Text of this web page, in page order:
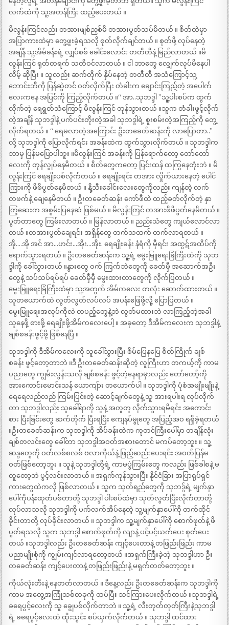
လက်ထဲကို သူ့အတန်ကြီး ထည့်ပေးတယ် ။
မိလွန်းကြင်လည်း တအားဖျစ်ညှစ်မိ တအားပွတ်သပ်မိတယ် ။ စိတ်ထဲမှာ
အပြာကားထဲမှာ တွေ့ဖူးခဲ့ရသလို စုတ်လိုက်ချင်တယ် ။ စုတ်ဖို့ လုပ်နေတဲ့
အချိန် သူ့အိမ်ခန်းရဲ့ လျှပ်စစ် ခေါင်းလောင်း တတီတီနဲ့ မြည်လာတယ် ။မိ
လွန်းကြင် ရုတ်တရက် သတိဝင်လာတယ် ။ ငါ ဘာတွေ လျှေက်လုပ်မိနေပါ
လိမ့် ဆိုပြီး ။ သူလည်း ဆက်တိုက် နှိပ်နေတဲ့ တတီတီ အသံကြောင့်သူ့
ဘောင်းဘီကို ပြန်ဆွဲတင် ဝတ်လိုက်ပြီး တံခါးက ချောင်းကြည့်တဲ့ အပေါက်
လေးကနေ အပြင်ကို ကြည့်လိုက်တယ် ။“ အာ..သုဘဒ္ဒါ ”သူ့ပါးစပ်က ထွက်
လိုက်တဲ့ ရေရွတ်သံကြောင့် မိလွန်းကြင် တုန်သွားတယ် ။သူက တံခါးဖွင့်လိုက်
တဲ့အချိန် သုဘဒ္ဒါနဲ့ ပက်ပင်းတိုးတဲ့အခါ သုဘဒ္ဒါရဲ့ စူးစမ်းတဲ့အကြည့်ကို တွေ့
လိုက်ရတယ် ။ “ ရေမလာတဲ့အကြောင်း ဦးတခေတ်ဆန်းကို လာပြောတာ..”
လို့ သုဘဒ္ဒါကို ပြောလိုက်ရင်း အခန်းထဲက ထွက်သွားလိုက်တယ် ။ သုဘဒ္ဒါက
ဘာမှ ပြန်မပြောပါဘူး ။မိလွန်းကြင် အခန်းကို ပြန်ရောက်တော့ တော်တော်
လေးကို တုန်လွုပ်နေမိတယ် ။ စိတ်တွေကတော့ ပြင်းထန် ထကြွနေတုံးဘဲ ။ မိ
လွန်းကြင် ရေချိုးပစ်လိုက်တယ် ။ ရေချိုးရင်း တအား လှိုက်ယားနေတဲ့ ပေါင်
ကြားကို ဖိဖိပွတ်နေမိတယ် ။ နို့သီးခေါင်းလေးတွေကိုလည်း ကျန်တဲ့ လက်
တဖက်နဲ့ ချေနေမိတယ် ။ ဦးတခေတ်ဆန်း ကော်ဖီထဲ ထည့်ခတ်လိုက်တဲ့ နှာ
ကြွဆေးက အစွမ်းပြနေဆဲ ဖြစ်မယ် ။ မိလွန်းကြင် တအားဖိဖိပွတ်နေမိတယ် ။
ပွတ်တာတွေ ကြမ်းလာတယ် ။ မြန်လာတယ် ။ ညည်းသံတွေ ကျယ်လောင်လာ
တယ် ။တအားပွတ်ချေရင်း အရှိန်တွေ တက်သထက် တက်လာရတယ် ။
အို….အို အင် အာ…ဟင်း…အိုး…အိုး. ရေချိုးခန်း နံရံကို မှီရင်း အထွဋ်အထိပ်ကို
ရောက်သွားရတယ် ။ ဦးတခေတ်ဆန်းက သူ့ရဲ့ မွေးမြူရေးခြံကြီးထဲကို သုဘ
ဒ္ဒါကို ခေါ်သွားတယ် ။နွားတွေ ဝက် ကြက်ဘဲတွေကို ခေတ်မှီ အဆောက်အဦး
တွေနဲ့ သပ်သပ်ရပ်ရပ် ခေတ်မှီမှီ မွေးထားတာတွေကို လိုက်ပြတယ် ။
မွေးမြူရေးခြံကြီးထဲမှာ သူ့အတွက် အိမ်ကလေး တလုံး ဆောက်ထားတယ် ။
သူတယောက်ထဲ လွတ်လွတ်လပ်လပ် အပန်းဖြေဖို့လို့ ပြောပြတယ် ။
မွေးမြူရေးအလုပ်ကိုလဲ တပည့်တွေနဲ့ဘဲ လွတ်မထားဘဲ လာကြည့်တဲ့အခါ
သူနေဖို့ စားဖို့ ရေချိုးဖို့အိမ်ကလေးပေါ့ ။ အခုတော့ ဒီအိမ်ကလေးက သုဘဒ္ဒါနဲ့
ချစ်စခန်းဖွင့်ဖို့ ဖြစ်နေပြီ ။
သုဘဒ္ဒါကို ဒီအိမ်ကလေးကို သူခေါ်သွားပြီး စိမ်ပြေနပြေ စိတ်ကြိုက် ချစ်
စခန်း ဖွင့်တော့တာဘဲ ။ဒီ ဦးတခေတ်ဆန်းဆိုတဲ့ လူကြီးဟာ တကယ့်ကို ကာမ
ပညာတွေ ကျွမ်းလွန်းသလို ချစ်စခန်း ဖွင့်တဲ့နေရာမှာလည်း တော်တော့်ကို
အားကောင်းမောင်းသန် ယောကျ်ား တယောက်ပါ ။ သုဘဒ္ဒါကို ပုံစံအမျိုးမျိုးနဲ့
ရေရေလည်လည် ကြမ်းပြင်းတဲ့ ဆောင့်ချက်တွေနဲ့ သူ အားရပါးရ လုပ်လိုက်
တာ သုဘဒ္ဒါလည်း သူခေါ်ရာကို သူနဲ့ အတူတူ လိုက်သွားရမိရင်း အကောင်း
စား ပြီးခြင်းတွေ ဆက်တိုက် ပြီးရပြီး ကျေနပ်မွုတွေ အပြည့်အဝ ရရှိခဲ့ရတယ်
။ဦးတခေတ်ဆန်းက သုဘဒ္ဒါကို အိပ်ခန်းထဲက ကုတင်ကြီးပေါ်မှာ တချိန်လုံး
ချစ်တလင်းတွေ ခေါ်တာ သုဘဒ္ဒါအဝတ်အစားတောင် မကပ်တော့ဘူး ။ သူ့
ဆန္ဒတွေကို ဝတ်လစ်စလစ် ဗလာကိုယ်နဲ့ ဖြည့်ဆည်းပေးရင်း အဝတ်ပြန်မ
ဝတ်ဖြစ်တော့ဘူး ။ သူနဲ့ သုဘဒ္ဒါတို့ရဲ့ ကာမပွဲကြမ်းတွေ ကလည်း ဖြစ်ခါစနဲ့ မ
တူတော့ဘဲ ပွင့်လင်းလာတယ် ။ အရှက်ကုန်သွားပြီး နိုင်ငံခြား အပြာရုပ်ရှင်
ကားတွေထဲကလို ဖြစ်လာတယ် ။ သူက သုတ်ရည်တွေကို သုဘဒ္ဒ်ရဲ့ မျက်နှာ
ပေါ်ကိုပန်းထုတ်ပစ်တာတို့ သုဘဒ္ဒါ ပါးစပ်ထဲမှာ သုတ်လွတ်ပြီးလိုက်တာတို့
လုပ်လာသလို သုဘဒ္ဒါကို ပက်လက်အိပ်နေတဲ့ သူ့မျက်နှာပေါ်ကို တက်ထိုင်
ခိုင်းတာတို့ လုပ်ခိုင်းလာတယ် ။ သုဘဒ္ဒါက သူ့မျက်နှာပေါ်ကို စောက်ဖုတ်နဲ့ ဖိ
ပွတ်ရသလို သူက သုဘဒ္ဒါ စောက်ဖုတ်ကို လျာနဲ့ ပင့်ပင့်ယက်ပေး စုတ်ပေး
တယ် ။သုဘဒ္ဒါလည်း ဦးတခေတ်ဆန်း ကျင့်ပေးတာနဲ့ တဖြည်းဖြည်း ကာမ
ပညာမျိုးစုံကို ကျွမ်းကျင်လာရတော့တယ် ။အရှက်ကြီးခဲ့တဲ့ သုဘဒ္ဒါဟာ ဦး
တခေတ်ဆန်း ကျင့်ပေးတာနဲ့ တဖြည်းဖြည်းနဲ့ မရှက်တတ်တော့ဘူး ။
ကိုယ်လုံးတီးနဲ့ နေတတ်လာတယ် ။ ဒီနေ့လည်း ဦးတခေတ်ဆန်းက သုဘဒ္ဒါကို
ကာမ အတွေ့အကြုံသစ်တခုကို ထပ်ပြီး သင်ကြားပေးလိုက်တယ် ။သုဘဒ္ဒါရဲ့
ခရေပွင့်လေးကို သူ ချွေပစ်လိုက်တာဘဲ ။ သူ့ရဲ့ လီးတုတ်တုတ်ကြီးနဲ့သုဘဒ္ဒါ
ရဲ့ ခရေပွင့်လေးထဲ ထိုးသွင်း စပ်ယှက်လိုက်တယ် ။ သုဘဒ္ဒါ ထင်ထား